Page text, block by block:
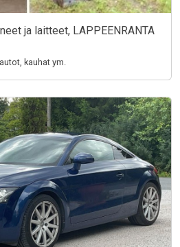
ja laitteet, LAPPEENRANTA
kauhat ym.